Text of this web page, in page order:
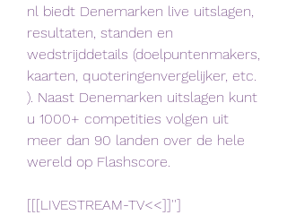
nl biedt Denemarken live uitslagen,
resultaten, standen en
wedstrijddetails (doelpuntenmakers,
kaarten, quoteringenvergelijker, etc.
). Naast Denemarken uitslagen kunt
u 1000+ competities volgen uit
meer dan 90 landen over de hele
wereld op Flashscore.
[[[LIVESTREAM-TV<<]]'']